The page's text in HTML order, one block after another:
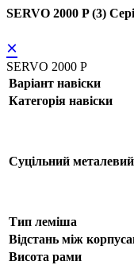
SERVO 2000 P (3)
×
SERVO 2000 P
Варіант навіски
Категорія навіски
Суцільний
Тип леміша
Відстань між
Висота рами